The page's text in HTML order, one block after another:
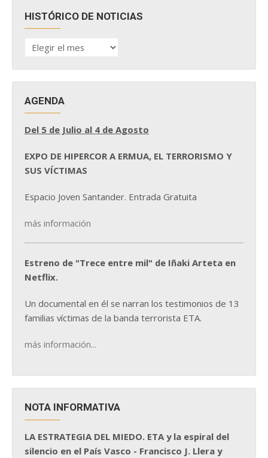
HISTÓRICO DE NOTICIAS
HISTÓRICO
DE
AGENDA
Del 5 de Julio al 4 de Agosto
EXPO DE HIPERCOR A ERMUA, EL TERRORISMO Y
SUS VÍCTIMAS
Espacio Joven Santander. Entrada Gratuita
más información
Estreno de "Trece entre mil" de Iñaki Arteta en
Netflix.
Un documental en él se narran los testimonios de 13
familias víctimas de la banda terrorista ETA.
más información...
NOTA INFORMATIVA
LA ESTRATEGIA DEL MIEDO. ETA y la espiral del
silencio en el País Vasco - Francisco J. Llera y